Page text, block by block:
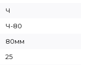
Ч
Ч-80
80мм
25